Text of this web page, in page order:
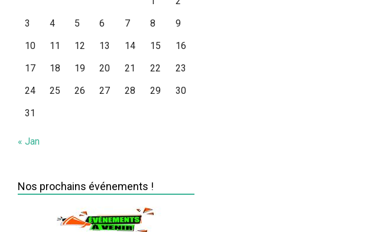
3
4 5 6 7 8
9
10
11 12 13 14 15
16
17
18 19 20 21 22
23
24
25 26 27 28 29
30
31
« Jan
Nos prochains événements !